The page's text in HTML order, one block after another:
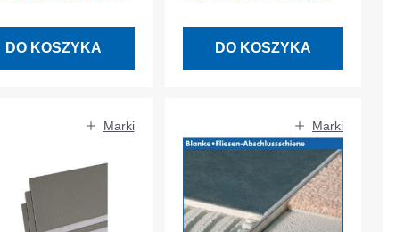
DO KOSZYKA DO KOSZYKA
Marki Marki